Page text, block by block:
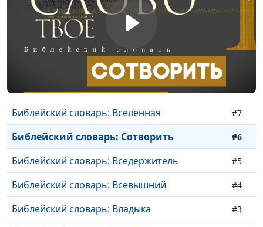
Библейский словарь: Серафимы #11
Библейский словарь: Архангел #10
Библейский словарь: Ангел
Библейский словарь: Воинство небесное
Библейский словарь: Вселенная #7
Библейский словарь: Сотворить #6
Библейский словарь: Вседержитель #5
Библейский словарь: Всевышний #4
Библейский словарь: Владыка #3